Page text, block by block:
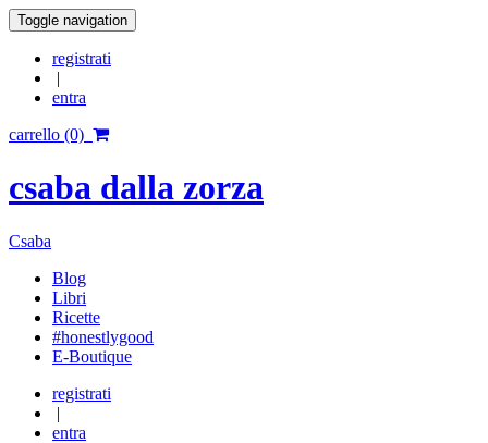
Toggle navigation
registrati
|
entra
carrello (0)
csaba dalla zorza
Csaba
Blog
Libri
Ricette
#honestlygood
E-Boutique
registrati
|
entra